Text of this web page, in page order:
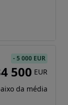
-5 000 EUR
500 EUR
da média